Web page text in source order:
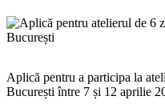
Aplică pentru a participa la
București între 7 și 12 aprilie